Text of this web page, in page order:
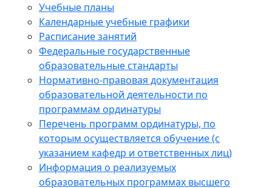
Учебные планы
Календарные учебные графики
Расписание занятий
Федеральные государственные
образовательные стандарты
Нормативно-правовая документация
образовательной деятельности по
программам ординатуры
Перечень программ ординатуры, по
которым осуществляется обучение (с
указанием кафедр и ответственных лиц)
Информация о реализуемых
образовательных программах высшего